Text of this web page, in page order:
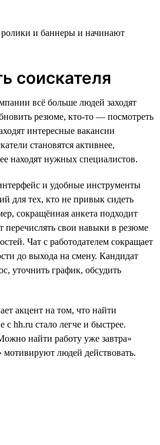
и баннеры и начинают
соискателя
всё больше людей заходят
резюме, кто-то — посмотреть
интересные вакансии
становятся активнее,
находят нужных специалистов.
и удобные инструменты
для тех, кто не привык сидеть
сокращённая анкета подходит
перечислять свои навыки в резюме
Чат с работодателем сокращает
до выхода на смену. Кандидат
уточнить график, обсудить
акцент на том, что найти
hh.ru стало легче и быстрее.
найти работу уже завтра»
людей действовать.